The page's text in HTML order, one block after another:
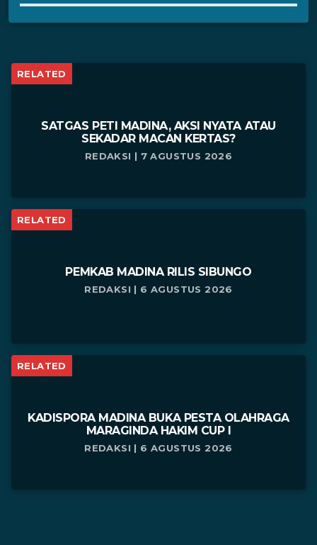
RELATED
SATGAS PETI MADINA, AKSI NYATA ATAU
SEKADAR MACAN KERTAS?
REDAKSI | 7 AGUSTUS 2026
RELATED
PEMKAB MADINA RILIS SIBUNGO
REDAKSI | 6 AGUSTUS 2026
RELATED
KADISPORA MADINA BUKA PESTA OLAHRAGA
MARAGINDA HAKIM CUP I
REDAKSI | 6 AGUSTUS 2026